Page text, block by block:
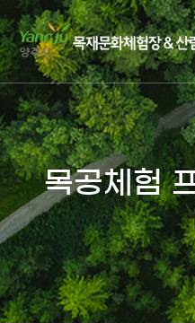
목공체험